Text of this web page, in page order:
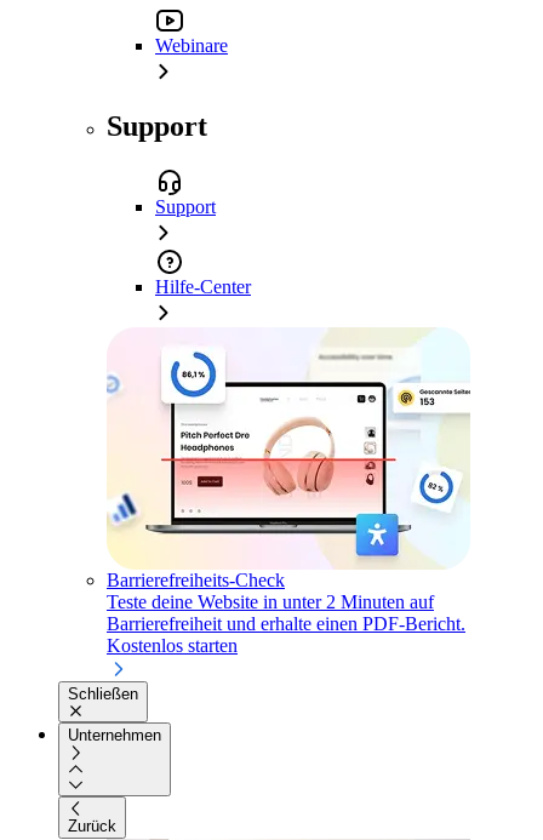
Webinare
Support
Support
Hilfe-Center
Barrierefreiheits-Check
Teste deine Website in unter 2 Minuten auf
Barrierefreiheit und erhalte einen PDF-Bericht.
Kostenlos starten
Schließen
Unternehmen
Zurück